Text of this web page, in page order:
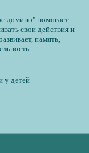
домино" помогает
свои действия и
память,
у детей